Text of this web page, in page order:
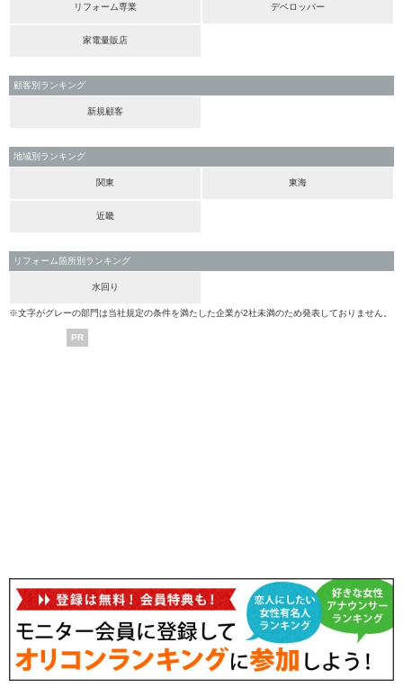
リフォーム専業 デベロッパー
家電量販店
顧客別ランキング
新規顧客
地域別ランキング
関東 東海
近畿
リフォーム箇所別ランキング
水回り
※文字がグレーの部門は当社規定の条件を満たした企業が2社未満のため発表しておりません。
PR